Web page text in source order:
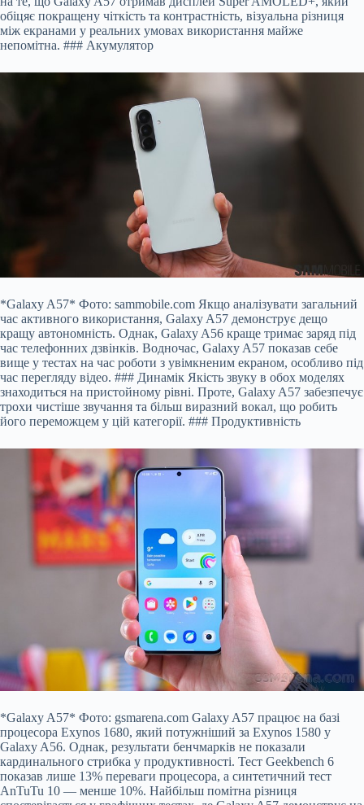
обіцяє покращену чіткість та контрастність, візуальна різниця
між екранами у реальних умовах використання майже
непомітна. ### Акумулятор
*Galaxy A57* Фото: sammobile.com Якщо аналізувати загальний
час активного використання, Galaxy A57 демонструє дещо
кращу автономність. Однак, Galaxy A56 краще тримає заряд під
час телефонних дзвінків. Водночас, Galaxy A57 показав себе
вище у тестах на час роботи з увімкненим екраном, особливо під
час перегляду відео. ### Динамік Якість звуку в обох моделях
знаходиться на пристойному рівні. Проте, Galaxy A57 забезпечує
трохи чистіше звучання та більш виразний вокал, що робить
його переможцем у цій категорії. ### Продуктивність
*Galaxy A57* Фото: gsmarena.com Galaxy A57 працює на базі
процесора Exynos 1680, який потужніший за Exynos 1580 у
Galaxy A56. Однак, результати бенчмарків не показали
кардинального стрибка у продуктивності. Тест Geekbench 6
показав лише 13% переваги процесора, а синтетичний тест
AnTuTu 10 — менше 10%. Найбільш помітна різниця